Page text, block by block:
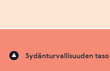
Sydänturvallisuuden taso